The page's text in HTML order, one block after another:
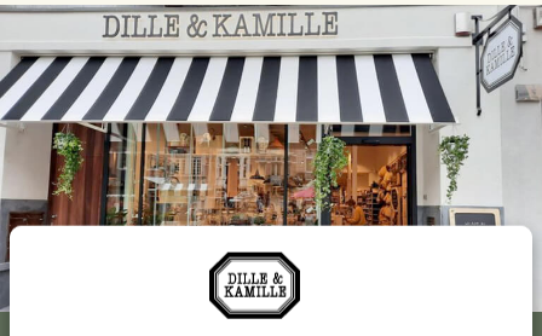
Immer in der Nähe